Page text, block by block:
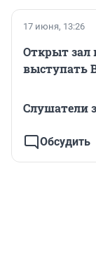
17 июня, 13:26
Открыт зал
выступать
Слушатели
Обсудить